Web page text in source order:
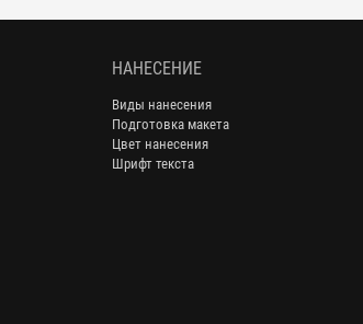
НАНЕСЕНИЕ
Виды нанесения
Подготовка макета
Цвет нанесения
Шрифт текста